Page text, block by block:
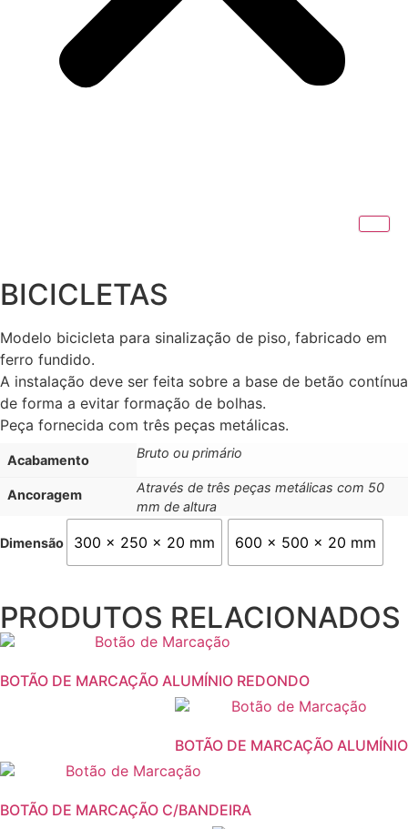
BICICLETAS
Modelo bicicleta para sinalização de piso, fabricado em
ferro fundido.
A instalação deve ser feita sobre a base de betão contínua
de forma a evitar formação de bolhas.
Peça fornecida com três peças metálicas.
Acabamento Bruto ou primário
Ancoragem
Através de três peças metálicas com 50
mm de altura
Dimensão 300 x 250 x 20 mm 600 x 500 x 20 mm
PRODUTOS RELACIONADOS
BOTÃO DE MARCAÇÃO ALUMÍNIO REDONDO
BOTÃO DE MARCAÇÃO ALUMÍNIO
BOTÃO DE MARCAÇÃO C/BANDEIRA